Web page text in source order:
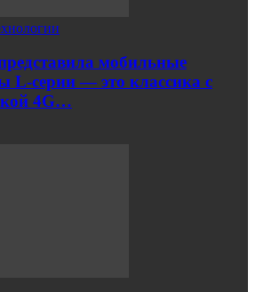
мобильные
L-серии — это классика с
4G…